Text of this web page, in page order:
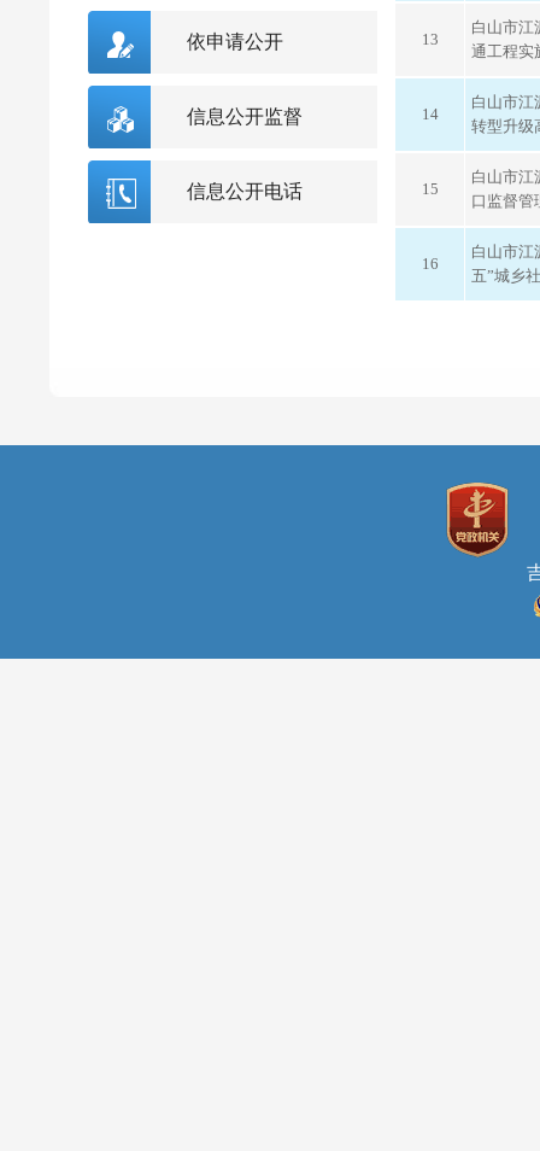
13
白山市江
通工程实
14
白山市江
转型升级
15
白山市江
口监督管
16
白山市江
五”城乡
依申请公开
信息公开监督
信息公开电话